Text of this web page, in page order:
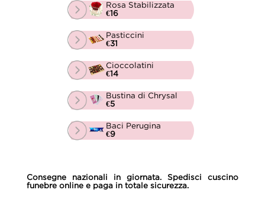
Rosa Stabilizzata
€16
Pasticcini
€31
Cioccolatini
€14
Bustina di Chrysal
€5
Baci Perugina
€9
Consegne nazionali in giornata. Spedisci cuscino
funebre online e paga in totale sicurezza.